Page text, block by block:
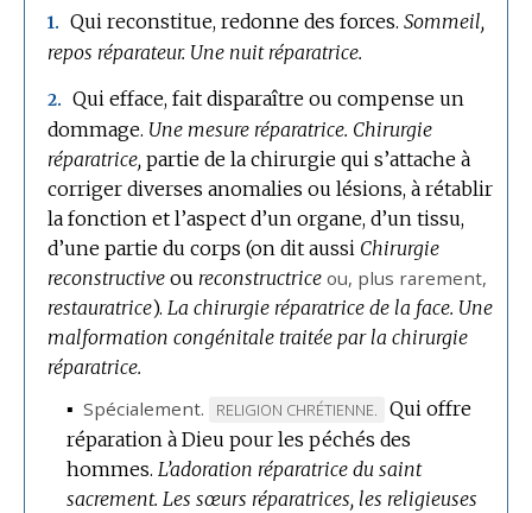
1. Qui reconstitue, redonne des forces. Sommeil,
repos réparateur. Une nuit réparatrice.
2. Qui efface, fait disparaître ou compense un
dommage. Une mesure réparatrice. Chirurgie
réparatrice, partie de la chirurgie qui s’attache à
corriger diverses anomalies ou lésions, à rétablir
la fonction et l’aspect d’un organe, d’un tissu,
d’une partie du corps (on dit aussi Chirurgie
reconstructiveou reconstructrice ou, plus rarement,
restauratrice). La chirurgie réparatrice de la face. Une
malformation congénitale traitée par la chirurgie
réparatrice.
▪ Spécialement.
MARQUE
DE
DOMAINE
:
RELIGION CHRÉTIENNE.
Qui offre
réparation à Dieu pour les péchés des
hommes. L’adoration réparatrice du saint
sacrement. Les sœurs réparatrices, les religieuses